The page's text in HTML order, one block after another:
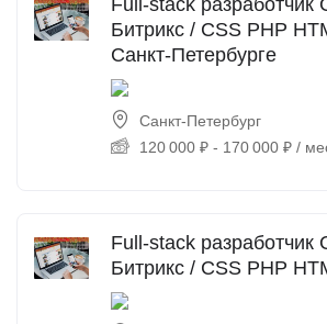
Full-stack разработчик
Битрикс / CSS PHP
Санкт-Петербурге
Санкт-Петербург
120 000 ₽ - 170 000 ₽ /
Full-stack разработчик
Битрикс / CSS PHP